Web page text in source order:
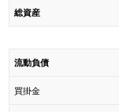
総資産
流動負債
買掛金